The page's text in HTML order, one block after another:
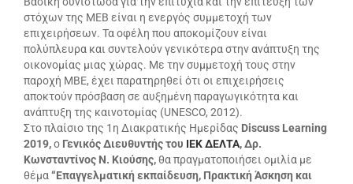
στόχων της ΜΕΒ είναι η ενεργός συμμετοχή των
επιχειρήσεων. Τα οφέλη που αποκομίζουν είναι
πολύπλευρα και συντελούν γενικότερα στην ανάπτυξη της
οικονομίας μιας χώρας. Με την συμμετοχή τους στην
παροχή ΜΒΕ, έχει παρατηρηθεί ότι οι επιχειρήσεις
αποκτούν πρόσβαση σε αυξημένη παραγωγικότητα και
ανάπτυξη της καινοτομίας (UNESCO, 2012).
Στο πλαίσιο της 1η Διακρατικής Ημερίδας Discuss Learning
2019,ο Γενικός Διευθυντής του ΙΕΚ ΔΕΛΤΑ, Δρ.
Κωνσταντίνος Ν. Κιούσης, θα πραγματοποιήσει ομιλία με
θέμα “Επαγγελματική εκπαίδευση, Πρακτική Άσκηση και